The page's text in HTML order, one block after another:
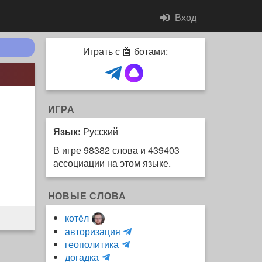
Вход
Играть с 🤖 ботами:
ИГРА
Язык: Русский
В игре 98382 слова и 439403
ассоциации на этом языке.
НОВЫЕ СЛОВА
котёл
авторизация
и
геополитика
H
догадка
m